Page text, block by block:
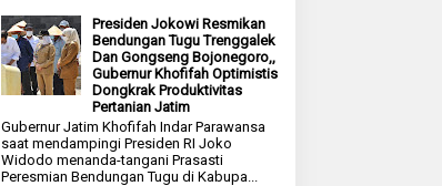
Presiden Jokowi Resmikan
Bendungan Tugu Trenggalek
Dan Gongseng Bojonegoro,,
Gubernur Khofifah Optimistis
Dongkrak Produktivitas
Pertanian Jatim
Gubernur Jatim Khofifah Indar Parawansa
saat mendampingi Presiden RI Joko
Widodo menanda-tangani Prasasti
Peresmian Bendungan Tugu di Kabupa...